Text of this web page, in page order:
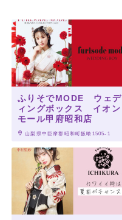
ふりそでMODE ウェデ
ィングボックス イオン
モール甲府昭和店
山梨県中巨摩郡昭和町飯喰1505-1